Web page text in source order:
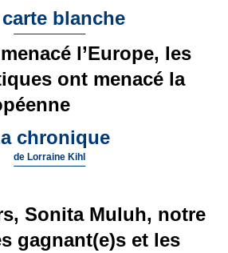
blanche
l’Europe, les
ont menacé la
chronique
de Lorraine Kihl
Sonita Muluh, notre
gagnant(e)s et les